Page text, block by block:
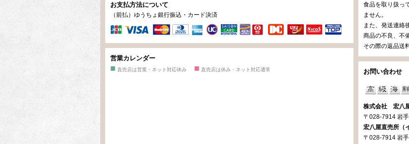
お支払方法について
（前払）ゆうちょ銀行振込・カード決済
営業カレンダー
■ 直売店は営業・ネット対応休み ■ 直売店は休み・ネット対応通常
食品を取り扱っ
ません。
また、発送連絡
商品の不良、不
その際の返品送
お問い合わせ
株式会社 宏八
〒028-7914 岩
宏八屋直売所（
〒028-7914 岩